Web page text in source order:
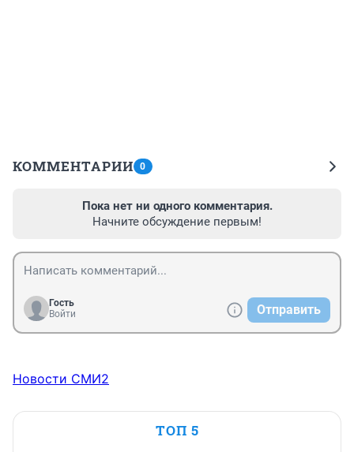
КОММЕНТАРИИ 0
Пока нет ни одного комментария.
Начните обсуждение первым!
Гость
Войти
Отправить
Новости СМИ2
ТОП 5